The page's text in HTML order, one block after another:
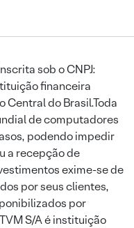
sob o CNPJ:
financeira
Central do Brasil.Toda
de computadores
podendo impedir
a recepção de
exime-se de
por seus clientes,
por
S/A é instituição